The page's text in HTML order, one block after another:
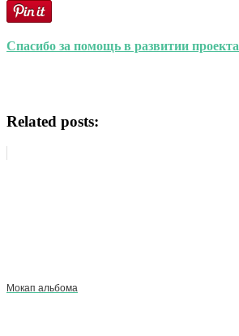
Спасибо за помощь в развитии проекта
Related posts:
Мокап альбома